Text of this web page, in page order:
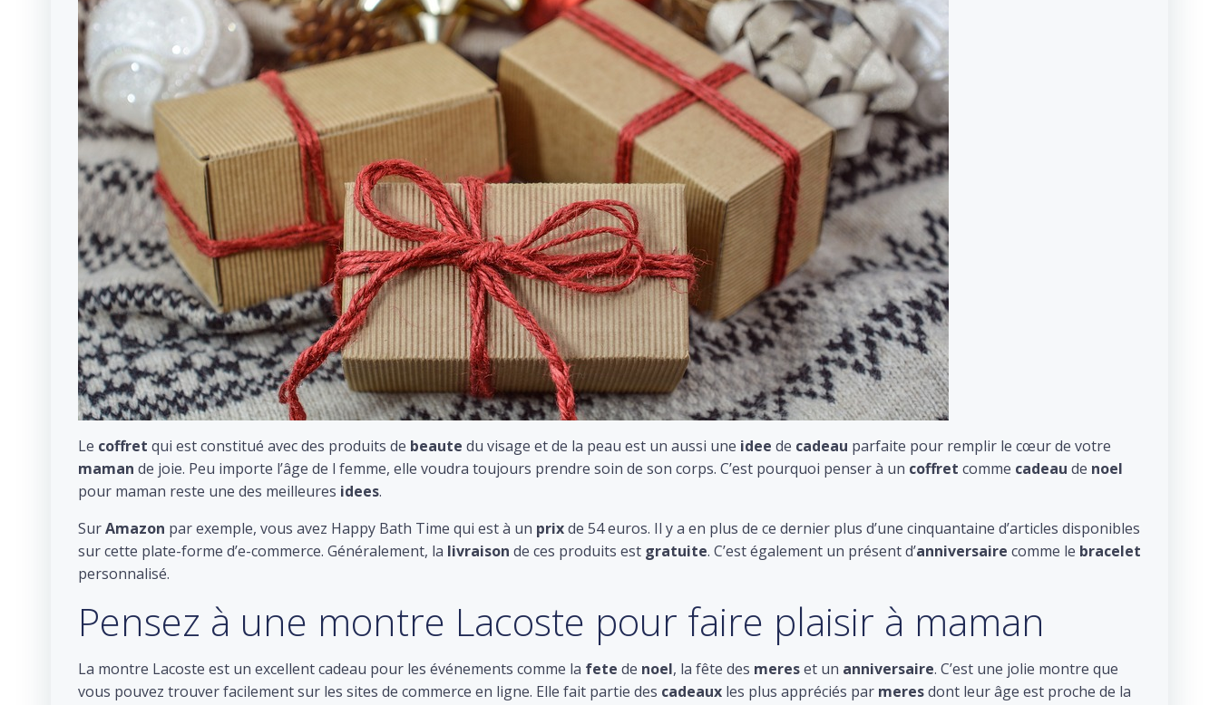
Le coffret qui est constitué avec des produits de beaute du visage et de la peau est un aussi une idee de cadeau parfaite pour remplir le cœur de votre
maman de joie. Peu importe l’âge de l femme, elle voudra toujours prendre soin de son corps. C’est pourquoi penser à un coffret comme cadeau de noel
pour maman reste une des meilleures idees.
SurAmazon par exemple, vous avez Happy Bath Time qui est à un prixde 54 euros. Il y a en plus de ce dernier plus d’une cinquantaine d’articles disponibles
sur cette plate-forme d’e-commerce. Généralement, la livraison de ces produits est gratuite. C’est également un présent d’anniversaire comme le bracelet
personnalisé.
Pensez à une montre Lacoste pour faire plaisir à maman
La montre Lacoste est un excellent cadeau pour les événements comme la fete de noel, la fête des mereset un anniversaire. C’est une jolie montre que
vous pouvez trouver facilement sur les sites de commerce en ligne. Elle fait partie des cadeaux les plus appréciés par meresdont leur âge est proche de la